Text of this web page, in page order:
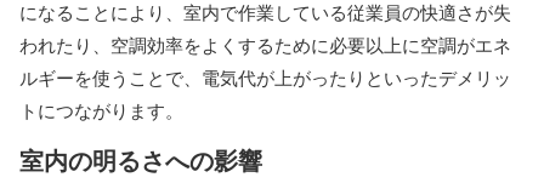
になることにより、室内で作業している従業員の快適さが失
われたり、空調効率をよくするために必要以上に空調がエネ
ルギーを使うことで、電気代が上がったりといったデメリッ
トにつながります。
室内の明るさへの影響